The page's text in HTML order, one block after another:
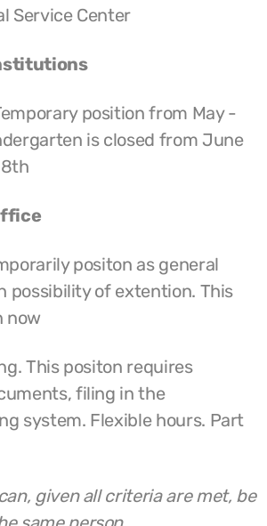
Service Center
position from May -
is closed from June
positon as general
possibility of extention. This
now
This positon requires
filing in the
system. Flexible hours. Part
given all criteria are met, be